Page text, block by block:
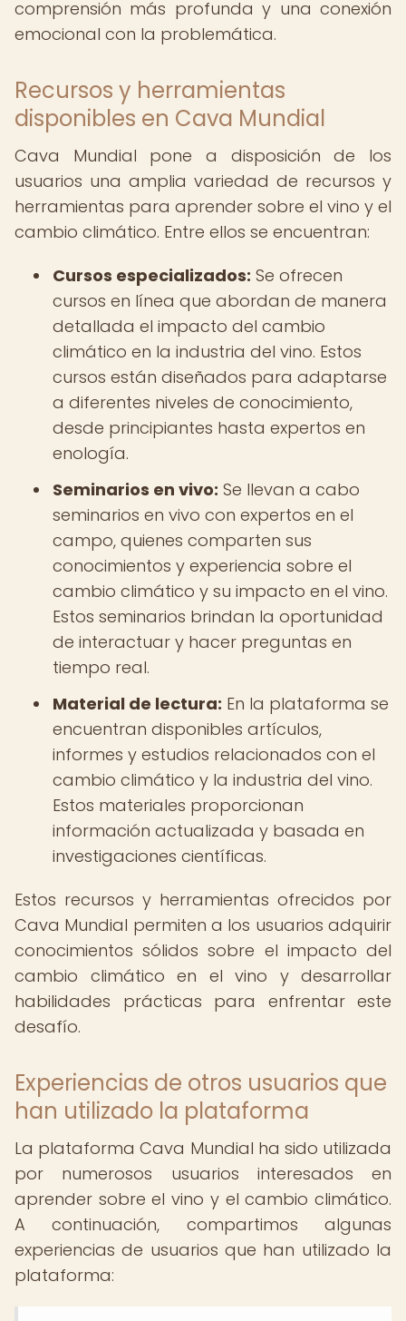
comprensión más profunda y una conexión
emocional con la problemática.
Recursos y herramientas
disponibles en Cava Mundial
Cava Mundial pone a disposición de los
usuarios una amplia variedad de recursos y
herramientas para aprender sobre el vino y el
cambio climático. Entre ellos se encuentran:
Cursos especializados: Se ofrecen
cursos en línea que abordan de manera
detallada el impacto del cambio
climático en la industria del vino. Estos
cursos están diseñados para adaptarse
a diferentes niveles de conocimiento,
desde principiantes hasta expertos en
enología.
Seminarios en vivo: Se llevan a cabo
seminarios en vivo con expertos en el
campo, quienes comparten sus
conocimientos y experiencia sobre el
cambio climático y su impacto en el vino.
Estos seminarios brindan la oportunidad
de interactuar y hacer preguntas en
tiempo real.
Material de lectura: En la plataforma se
encuentran disponibles artículos,
informes y estudios relacionados con el
cambio climático y la industria del vino.
Estos materiales proporcionan
información actualizada y basada en
investigaciones científicas.
Estos recursos y herramientas ofrecidos por
Cava Mundial permiten a los usuarios adquirir
conocimientos sólidos sobre el impacto del
cambio climático en el vino y desarrollar
habilidades prácticas para enfrentar este
desafío.
Experiencias de otros usuarios que
han utilizado la plataforma
La plataforma Cava Mundial ha sido utilizada
por numerosos usuarios interesados en
aprender sobre el vino y el cambio climático.
A continuación, compartimos algunas
experiencias de usuarios que han utilizado la
plataforma: